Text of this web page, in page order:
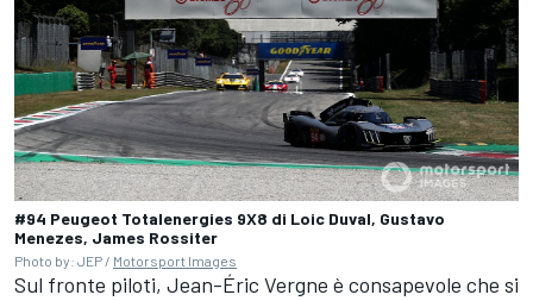
#94 Peugeot Totalenergies 9X8 di Loic Duval, Gustavo
Menezes, James Rossiter
Photo by: JEP / Motorsport Images
Sul fronte piloti, Jean-Éric Vergne è consapevole che si